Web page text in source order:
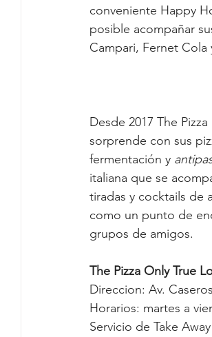
conveniente Happy
posible acompañar
Campari, Fernet Cola
Desde 2017 The
sorprende con sus
fermentación y
italiana que se
tiradas y cocktails de
como un punto de
grupos de amigos.
The Pizza Only True
Direccion: Av.
Horarios: martes a
Servicio de Take